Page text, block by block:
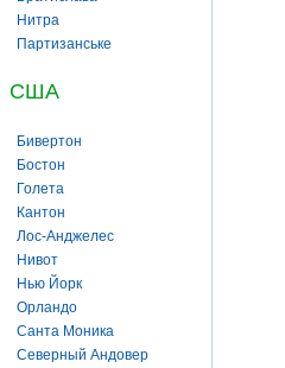
Нитра
Партизанське
США
Бивертон
Бостон
Голета
Кантон
Лос-Анджелес
Нивот
Нью Йорк
Орландо
Санта Моника
Северный Андовер